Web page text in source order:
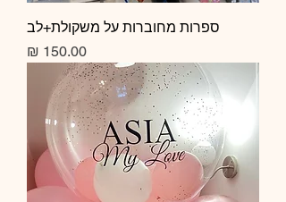
ספרות מחוברות על משקולת+לב
מחיר